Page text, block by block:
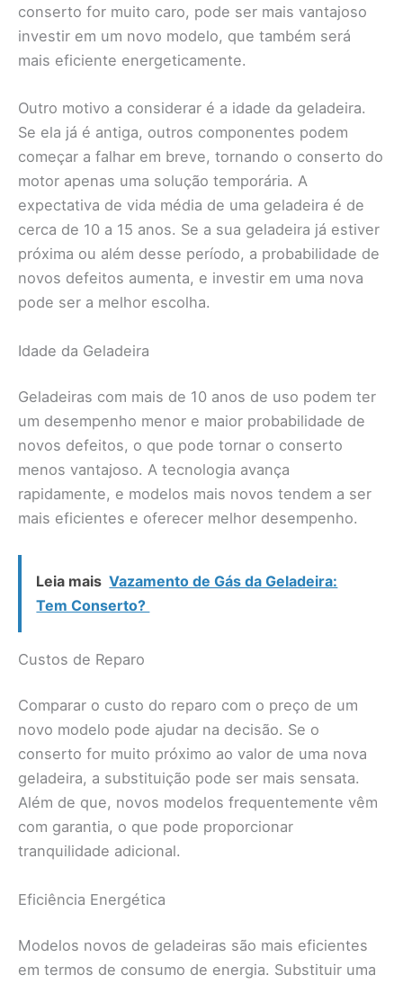
conserto for muito caro, pode ser mais vantajoso
investir em um novo modelo, que também será
mais eficiente energeticamente.
Outro motivo a considerar é a idade da geladeira.
Se ela já é antiga, outros componentes podem
começar a falhar em breve, tornando o conserto do
motor apenas uma solução temporária. A
expectativa de vida média de uma geladeira é de
cerca de 10 a 15 anos. Se a sua geladeira já estiver
próxima ou além desse período, a probabilidade de
novos defeitos aumenta, e investir em uma nova
pode ser a melhor escolha.
Idade da Geladeira
Geladeiras com mais de 10 anos de uso podem ter
um desempenho menor e maior probabilidade de
novos defeitos, o que pode tornar o conserto
menos vantajoso. A tecnologia avança
rapidamente, e modelos mais novos tendem a ser
mais eficientes e oferecer melhor desempenho.
Leia mais Vazamento de Gás da Geladeira:
Tem Conserto?
Custos de Reparo
Comparar o custo do reparo com o preço de um
novo modelo pode ajudar na decisão. Se o
conserto for muito próximo ao valor de uma nova
geladeira, a substituição pode ser mais sensata.
Além de que, novos modelos frequentemente vêm
com garantia, o que pode proporcionar
tranquilidade adicional.
Eficiência Energética
Modelos novos de geladeiras são mais eficientes
em termos de consumo de energia. Substituir uma